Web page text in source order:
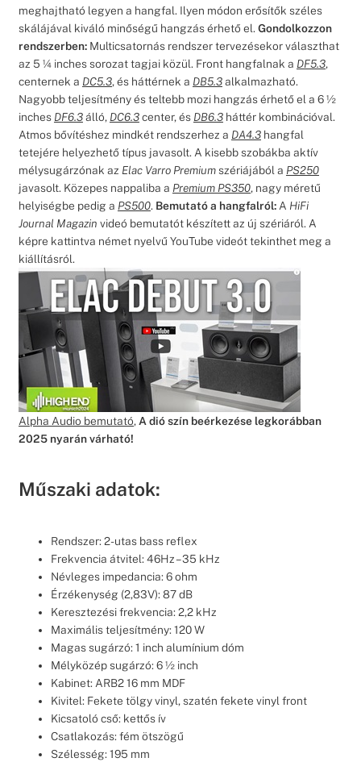
meghajtható legyen a hangfal. Ilyen módon erősítők széles
skálájával kiváló minőségű hangzás érhető el. Gondolkozzon
rendszerben:Multicsatornás rendszer tervezésekor választhat
az 5 ¼ inches sorozat tagjai közül. Front hangfalnak a DF5.3,
centernek a DC5.3, és háttérnek a DB5.3alkalmazható.
Nagyobb teljesítmény és teltebb mozi hangzás érhető el a 6 ½
inches DF6.3álló, DC6.3center, és DB6.3háttér kombinációval.
Atmos bővítéshez mindkét rendszerhez a DA4.3hangfal
tetejére helyezhető típus javasolt. A kisebb szobákba aktív
mélysugárzónak az Elac Varro Premiumszériájából a PS250
javasolt. Közepes nappaliba a Premium PS350, nagy méretű
helyiségbe pedig a PS500. Bemutató a hangfalról:A HiFi
Journal Magazin videó bemutatót készített az új szériáról. A
képre kattintva német nyelvű YouTube videót tekinthet meg a
kiállításról.
Alpha Audio bemutató, A dió szín beérkezése legkorábban
2025 nyarán várható!
Műszaki adatok:
Rendszer: 2-utas bass reflex
Frekvencia átvitel: 46Hz – 35 kHz
Névleges impedancia: 6 ohm
Érzékenység (2,83V): 87 dB
Keresztezési frekvencia: 2,2 kHz
Maximális teljesítmény: 120 W
Magas sugárzó: 1 inch alumínium dóm
Mélyközép sugárzó: 6 ½ inch
Kabinet: ARB2 16 mm MDF
Kivitel: Fekete tölgy vinyl, szatén fekete vinyl front
Kicsatoló cső: kettős ív
Csatlakozás: fém ötszögű
Szélesség: 195 mm